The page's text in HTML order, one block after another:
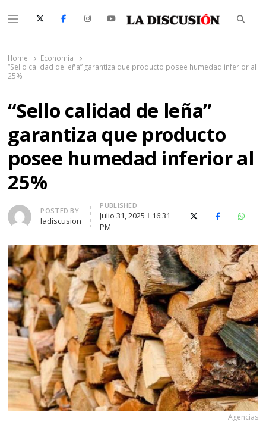
Menu
Home
Economía
“Sello calidad de leña” garantiza que producto posee humedad inferior al
25%
“Sello calidad de leña”
garantiza que producto
posee humedad inferior al
25%
Author
POSTED BY
ladiscusion
PUBLISHED
Julio 31, 2025
16:31
PM
X (Twitter)Facebook
Agencias